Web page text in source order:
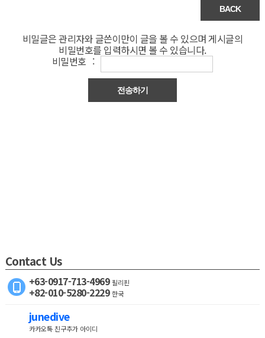
비밀글은 관리자와 글쓴이만이 글을 볼 수 있으며 게시글의
비밀번호를 입력하시면 볼 수 있습니다.
비밀번호 :
Contact Us
+63-0917-713-4969 필리핀
+82-010-5280-2229 한국
junedive
카카오톡 친구추가 아이디